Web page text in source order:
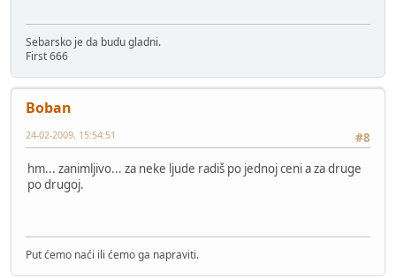
Sebarsko je da budu gladni.
First 666
Boban
#8
24-02-2009, 15:54:51
hm... zanimljivo... za neke ljude radiš po jednoj ceni a za druge
po drugoj.
Put ćemo naći ili ćemo ga napraviti.